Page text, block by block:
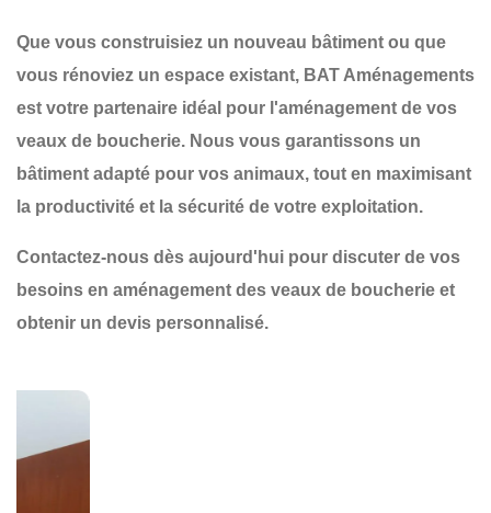
Que vous construisiez un nouveau bâtiment ou que
vous rénoviez un espace existant, BAT Aménagements
est votre partenaire idéal pour l'aménagement de vos
veaux de boucherie. Nous vous garantissons un
bâtiment adapté pour vos animaux, tout en maximisant
la productivité et la sécurité de votre exploitation.
Contactez-nous dès aujourd'hui pour discuter de vos
besoins en aménagement des veaux de boucherie et
obtenir un devis personnalisé.